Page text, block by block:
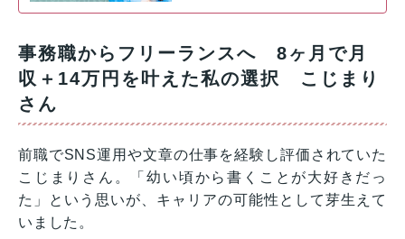
事務職からフリーランスへ 8ヶ月で月
収＋14万円を叶えた私の選択 こじまり
さん
前職でSNS運用や文章の仕事を経験し評価されていた
こじまりさん。「幼い頃から書くことが大好きだっ
た」という思いが、キャリアの可能性として芽生えて
いました。